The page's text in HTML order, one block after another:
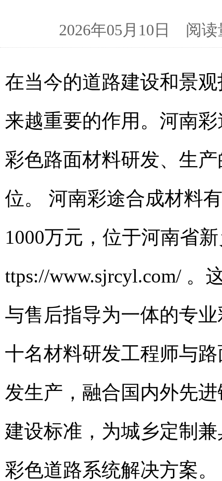
2026年05月10日 阅
在当今的道路建设和景
来越重要的作用。河南
彩色路面材料研发、生
位。 河南彩途合成材料
1000万元，位于河南省
ttps://www.sjrcyl.com/ 。
与售后指导为一体的专
十名材料研发工程师与
发生产，融合国内外先
建设标准，为城乡定制
彩色道路系统解决方案